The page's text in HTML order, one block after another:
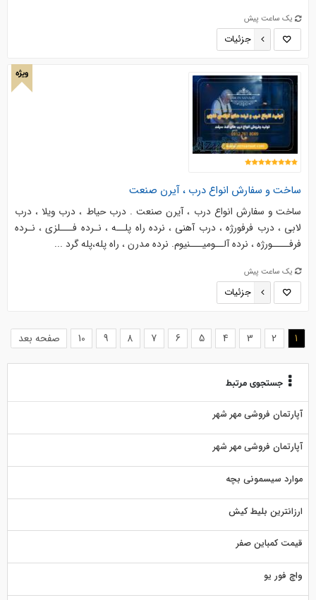
یک ساعت پیش
جزئیات
ویژه
ساخت و سفارش انواع درب ، آیرن صنعت
ساخت و سفارش انواع درب ، آیرن صنعت . درب حیاط ، درب ویلا ، درب
لابی ، درب فرفورژه ، درب آهنی ، نرده راه پلــه ، نـرده فـــلزی ، نـرده
فرفــــورژه ، نرده آلــومیـــنیوم. نرده مدرن ، راه پله،پله گرد ...
یک ساعت پیش
جزئیات
1
(current)
2
3
4
5
6
7
8
9
10 صفحه بعد
جستجوی مرتبط
آپارتمان فروشی مهر شهر
آپارتمان فروشی مهر شهر
موارد سیسمونی بچه
ارزانترین بلیط کیش
قیمت کمباین صفر
واچ فور یو